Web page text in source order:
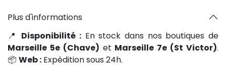
Plus d'informations
📍 Disponibilité : En stock dans nos boutiques de
Marseille 5e (Chave) et Marseille 7e (St Victor).
📦 Web : Expédition sous 24h.